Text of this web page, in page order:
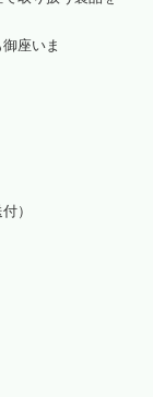
座いま
）